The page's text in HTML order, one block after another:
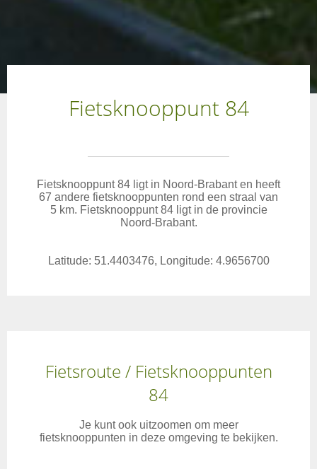
Fietsknooppunt 84
Fietsknooppunt 84 ligt in Noord-Brabant en heeft
67 andere fietsknooppunten rond een straal van
5 km. Fietsknooppunt 84 ligt in de provincie
Noord-Brabant.
Latitude: 51.4403476, Longitude: 4.9656700
Fietsroute / Fietsknooppunten
84
Je kunt ook uitzoomen om meer
fietsknooppunten in deze omgeving te bekijken.